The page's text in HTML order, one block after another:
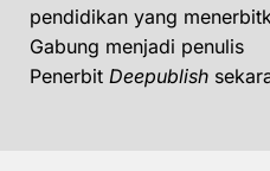
pendidikan yang
Gabung menjadi penulis
Penerbit Deepublish